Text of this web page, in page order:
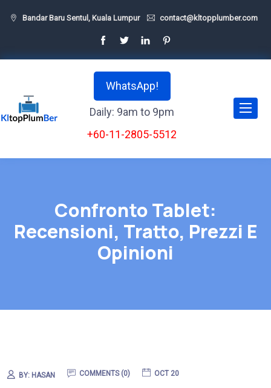
Bandar Baru Sentul, Kuala Lumpur contact@kltopplumber.com
WhatsApp!
Daily: 9am to 9pm
+60-11-2805-5512
Confronto Tablet:
Recensioni, Tratto, Prezzi E
Opinioni
BY: HASAN COMMENTS (0) OCT 20